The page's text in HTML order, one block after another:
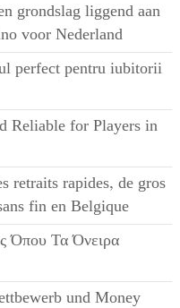
grondslag liggend aan
voor Nederland
perfect pentru iubitorii
Reliable for Players in
retraits rapides, de gros
fin en Belgique
Όπου Τα Όνειρα
und Money